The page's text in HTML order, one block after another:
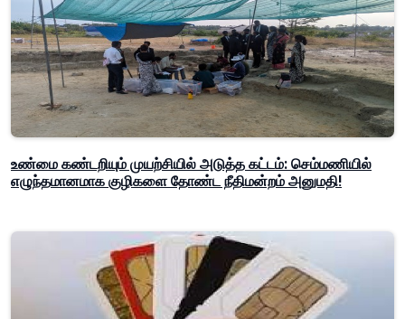
உண்மை கண்டறியும் முயற்சியில் அடுத்த கட்டம்: செம்மணியில்
எழுந்தமானமாக குழிகளை தோண்ட நீதிமன்றம் அனுமதி!